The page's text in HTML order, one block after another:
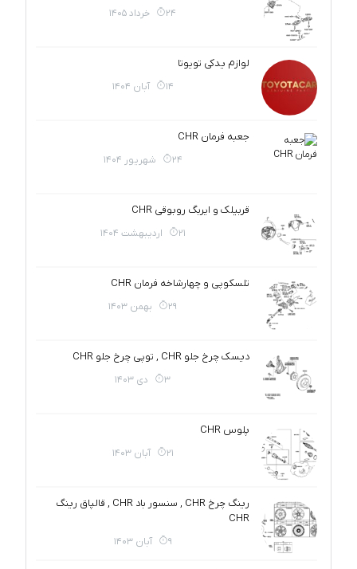
24 خرداد 1405
لوازم یدکی تویوتا
14 آبان 1404
جعبه فرمان CHR
24 شهریور 1404
قربیلک و ایربگ روبوقی CHR
21 اردیبهشت 1404
تلسکوپی و چهارشاخه فرمان CHR
29 بهمن 1403
دیسک چرخ جلو CHR , توپی چرخ جلو CHR
3 دی 1403
پلوس CHR
21 آبان 1403
رینگ چرخ CHR , سنسور باد CHR , قالپاق رینگ
CHR
9 آبان 1403